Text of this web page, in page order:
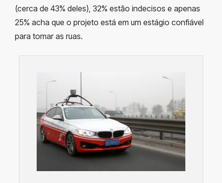
(cerca de 43% deles), 32% estão indecisos e apenas
25% acha que o projeto está em um estágio confiável
para tomar as ruas.